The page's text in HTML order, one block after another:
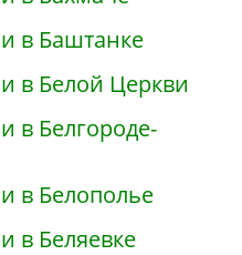
в Баштанке
в Белой Церкви
в Белгороде-
в Белополье
в Беляевке